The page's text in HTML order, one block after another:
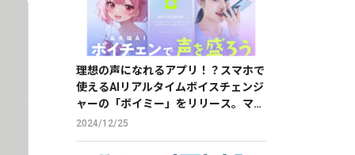
理想の声になれるアプリ！？スマホで
使えるAIリアルタイムボイスチェンジ
ャーの「ボイミー」をリリース。マイ
クに向かって喋るだけで、誰でも萌え
2024/12/25